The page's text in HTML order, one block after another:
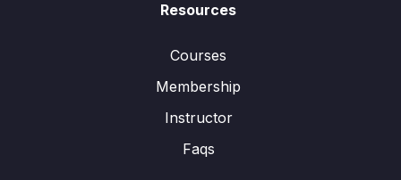
Resources
Courses
Membership
Instructor
Faqs